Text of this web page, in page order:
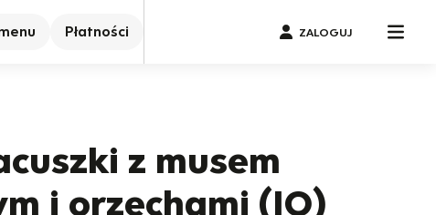
Płatności ZALOGUJ
z musem
i orzechami (IO)